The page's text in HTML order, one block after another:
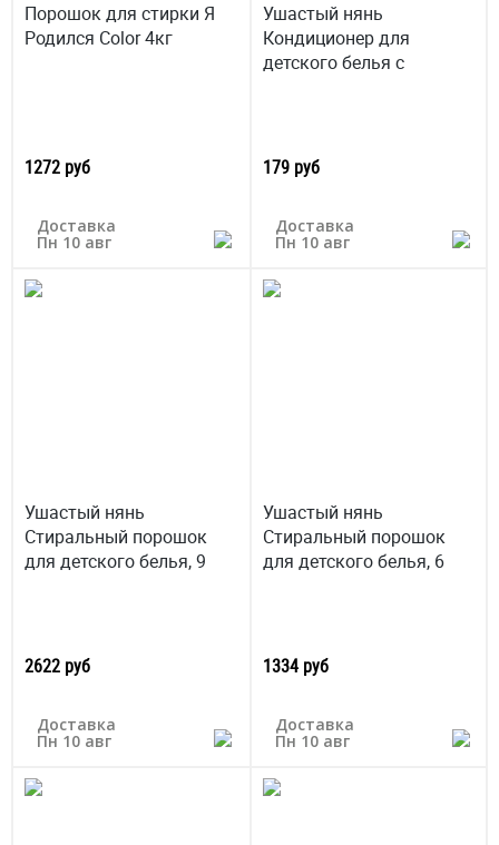
Порошок для стирки Я
Родился Color 4кг
1272 руб
Доставка
Пн 10 авг
Ушастый нянь
Кондиционер для
детского белья с
179 руб
Доставка
Пн 10 авг
Ушастый нянь
Стиральный порошок
для детского белья, 9
2622 руб
Доставка
Пн 10 авг
Ушастый нянь
Стиральный порошок
для детского белья, 6
1334 руб
Доставка
Пн 10 авг